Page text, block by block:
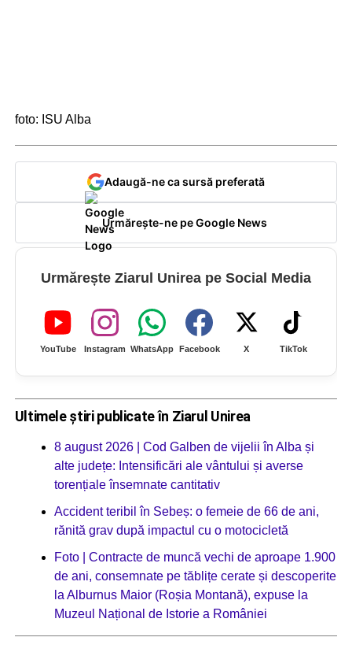
foto: ISU Alba
Adaugă-ne ca sursă preferată
Urmărește-ne pe Google News
Urmărește Ziarul Unirea pe Social Media
YouTube Instagram WhatsApp Facebook X TikTok
Ultimele știri publicate în Ziarul Unirea
8 august 2026 | Cod Galben de vijelii în Alba și
alte județe: Intensificări ale vântului și averse
torențiale însemnate cantitativ
Accident teribil în Sebeș: o femeie de 66 de ani,
rănită grav după impactul cu o motocicletă
Foto | Contracte de muncă vechi de aproape 1.900
de ani, consemnate pe tăblițe cerate și descoperite
la Alburnus Maior (Roșia Montană), expuse la
Muzeul Național de Istorie a României